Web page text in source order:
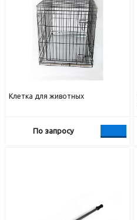
Клетка для животных
По запросу